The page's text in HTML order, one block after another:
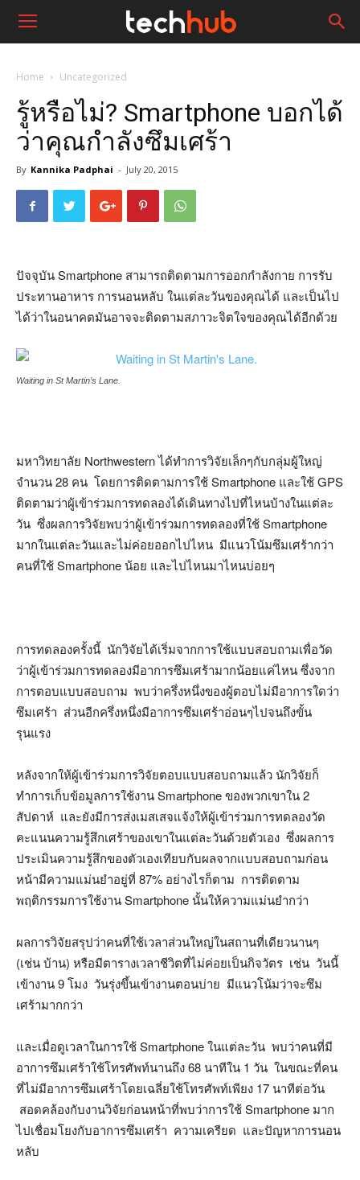
Home Uncategorized
รู้หรือไม่? Smartphone บอกได้
ว่าคุณกำลังซึมเศร้า
By Kannika Padphai - July 20, 2015
ปัจจุบัน Smartphone สามารถติดตามการออกกำลังกาย การรับ
ประทานอาหาร การนอนหลับ ในแต่ละวันของคุณได้ และเป็นไป
ได้ว่าในอนาคตมันอาจจะติดตามสภาวะจิตใจของคุณได้อีกด้วย
Waiting in St Martin’s Lane.
มหาวิทยาลัย Northwestern ได้ทำการวิจัยเล็กๆกับกลุ่มผู้ใหญ่
จำนวน 28 คน โดยการติดตามการใช้ Smartphone และใช้ GPS
ติดตามว่าผู้เข้าร่วมการทดลองได้เดินทางไปที่ไหนบ้างในแต่ละ
วัน ซึ่งผลการวิจัยพบว่าผู้เข้าร่วมการทดลองที่ใช้ Smartphone
มากในแต่ละวันและไม่ค่อยออกไปไหน มีแนวโน้มซึมเศร้ากว่า
คนที่ใช้ Smartphone น้อย และไปไหนมาไหนบ่อยๆ
การทดลองครั้งนี้ นักวิจัยได้เริ่มจากการใช้แบบสอบถามเพื่อวัด
ว่าผู้เข้าร่วมการทดลองมีอาการซึมเศร้ามากน้อยแค่ไหน ซึ่งจาก
การตอบแบบสอบถาม พบว่าครึ่งหนึ่งของผู้ตอบไม่มีอาการใดว่า
ซึมเศร้า ส่วนอีกครึ่งหนึ่งมีอาการซึมเศร้าอ่อนๆไปจนถึงขั้น
รุนแรง
หลังจากให้ผู้เข้าร่วมการวิจัยตอบแบบสอบถามแล้ว นักวิจัยก็
ทำการเก็บข้อมูลการใช้งาน Smartphone ของพวกเขาใน 2
สัปดาห์ และยังมีการส่งเมสเสจแจ้งให้ผู้เข้าร่วมการทดลองวัด
คะแนนความรู้สึกเศร้าของเขาในแต่ละวันด้วยตัวเอง ซึ่งผลการ
ประเมินความรู้สึกของตัวเองเทียบกับผลจากแบบสอบถามก่อน
หน้ามีความแม่นยำอยู่ที่ 87% อย่างไรก็ตาม การติดตาม
พฤติกรรมการใช้งาน Smartphone นั้นให้ความแม่นยำกว่า
ผลการวิจัยสรุปว่าคนที่ใช้เวลาส่วนใหญ่ในสถานที่เดียวนานๆ
(เช่น บ้าน) หรือมีตารางเวลาชีวิตที่ไม่ค่อยเป็นกิจวัตร เช่น วันนี้
เข้างาน 9 โมง วันรุ่งขึ้นเข้างานตอนบ่าย มีแนวโน้มว่าจะซึม
เศร้ามากกว่า
และเมื่อดูเวลาในการใช้ Smartphone ในแต่ละวัน พบว่าคนที่มี
อาการซึมเศร้าใช้โทรศัพท์นานถึง 68 นาทีใน 1 วัน ในขณะที่คน
ที่ไม่มีอาการซึมเศร้าโดยเฉลี่ยใช้โทรศัพท์เพียง 17 นาทีต่อวัน
สอดคล้องกับงานวิจัยก่อนหน้าที่พบว่าการใช้ Smartphone มาก
ไปเชื่อมโยงกับอาการซึมเศร้า ความเครียด และปัญหาการนอน
หลับ